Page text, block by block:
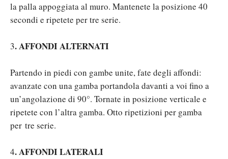
la palla appoggiata al muro. Mantenete la posizione 40
secondi e ripetete per tre serie.
3.AFFONDI ALTERNATI
Partendo in piedi con gambe unite, fate degli affondi:
avanzate con una gamba portandola davanti a voi fino a
un’angolazione di 90°. Tornate in posizione verticale e
ripetete con l’altra gamba. Otto ripetizioni per gamba
per tre serie.
4.AFFONDI LATERALI